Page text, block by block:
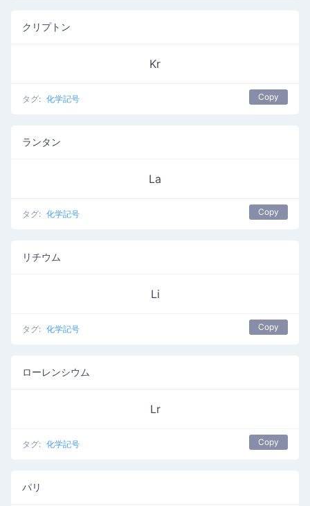
クリプトン
Kr
タグ: 化学記号 Copy
ランタン
La
タグ: 化学記号 Copy
リチウム
Li
タグ: 化学記号 Copy
ローレンシウム
Lr
タグ: 化学記号 Copy
パリ